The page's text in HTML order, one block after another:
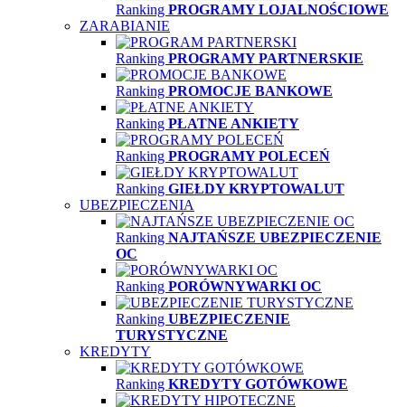
Ranking PROGRAMY LOJALNOŚCIOWE
ZARABIANIE
Ranking PROGRAMY PARTNERSKIE
Ranking PROMOCJE BANKOWE
Ranking PŁATNE ANKIETY
Ranking PROGRAMY POLECEŃ
Ranking GIEŁDY KRYPTOWALUT
UBEZPIECZENIA
Ranking NAJTAŃSZE UBEZPIECZENIE
OC
Ranking PORÓWNYWARKI OC
Ranking UBEZPIECZENIE
TURYSTYCZNE
KREDYTY
Ranking KREDYTY GOTÓWKOWE